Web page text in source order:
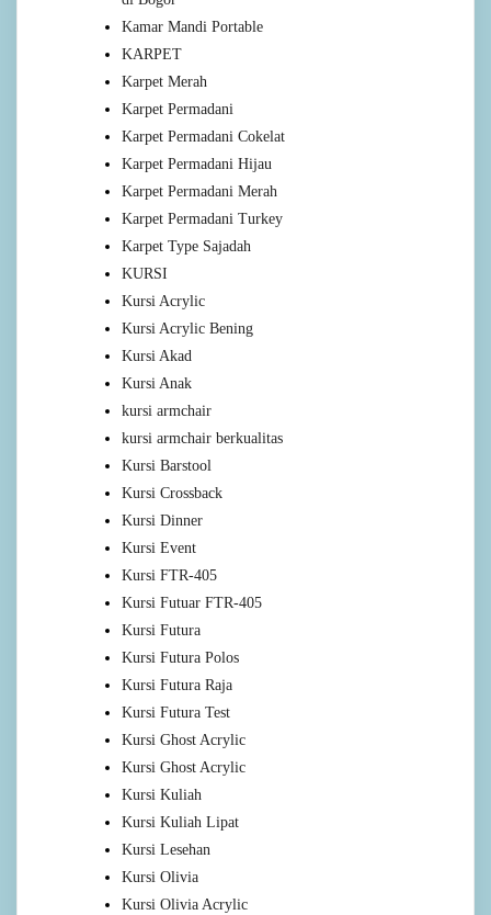
Kamar Mandi Portable
KARPET
Karpet Merah
Karpet Permadani
Karpet Permadani Cokelat
Karpet Permadani Hijau
Karpet Permadani Merah
Karpet Permadani Turkey
Karpet Type Sajadah
KURSI
Kursi Acrylic
Kursi Acrylic Bening
Kursi Akad
Kursi Anak
kursi armchair
kursi armchair berkualitas
Kursi Barstool
Kursi Crossback
Kursi Dinner
Kursi Event
Kursi FTR-405
Kursi Futuar FTR-405
Kursi Futura
Kursi Futura Polos
Kursi Futura Raja
Kursi Futura Test
Kursi Ghost Acrylic
Kursi Ghost Acrylic
Kursi Kuliah
Kursi Kuliah Lipat
Kursi Lesehan
Kursi Olivia
Kursi Olivia Acrylic